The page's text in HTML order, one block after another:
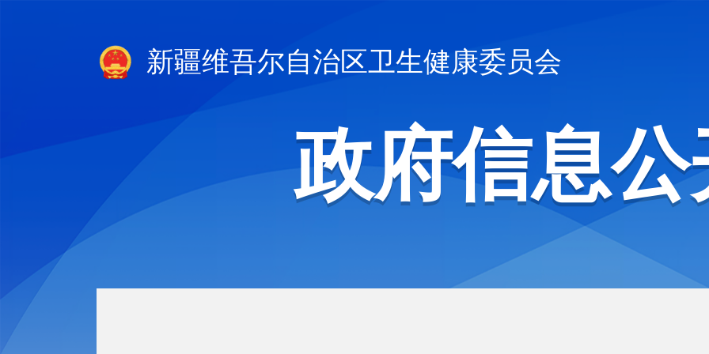
新疆维吾尔自治区卫生健康委员会
政府信息公